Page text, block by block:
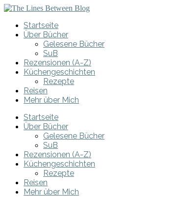
Startseite
Über Bücher
Gelesene Bücher
SuB
Rezensionen (A-Z)
Küchengeschichten
Rezepte
Reisen
Mehr über Mich
Startseite
Über Bücher
Gelesene Bücher
SuB
Rezensionen (A-Z)
Küchengeschichten
Rezepte
Reisen
Mehr über Mich